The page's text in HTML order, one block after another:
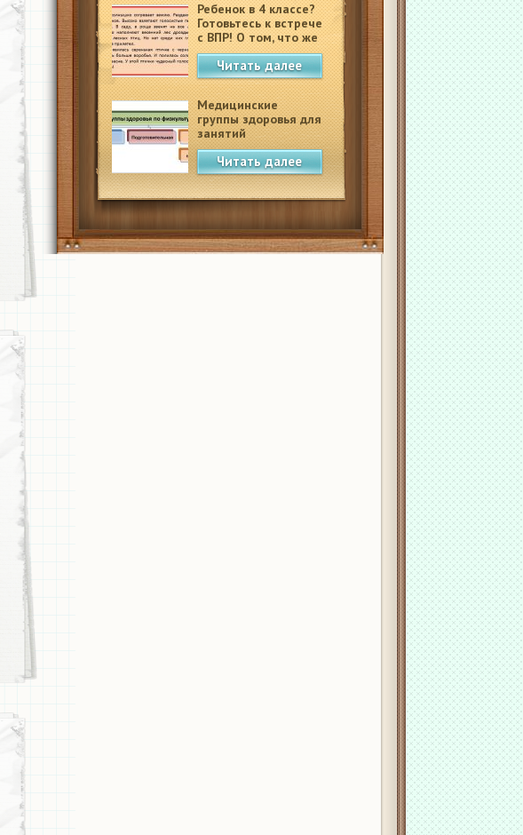
Ребенок в 4 классе?
Готовьтесь к встрече
с ВПР! О том, что же
это такое.
Читать далее
Медицинские
группы здоровья для
занятий
физкультурой в
школеЧитать далее